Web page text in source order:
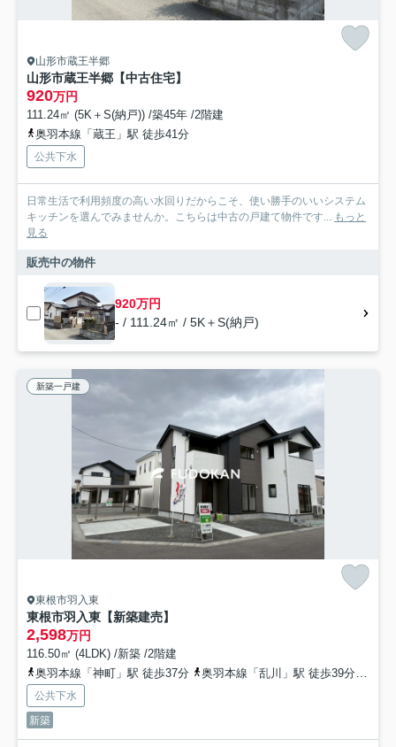
山形市蔵王半郷
山形市蔵王半郷【中古住宅】
920万円
111.24㎡ (5K＋S(納戸)) /築45年 /2階建
奥羽本線「蔵王」駅 徒歩41分
公共下水
日常生活で利用頻度の高い水回りだからこそ、使い勝手のいいシステム
キッチンを選んでみませんか。こちらは中古の戸建て物件です... もっと
見る
販売中の物件
920万円
- / 111.24㎡ / 5K＋S(納戸)
新築一戸建
東根市羽入東
東根市羽入東【新築建売】
2,598万円
116.50㎡ (4LDK) /新築 /2階建
奥羽本線「神町」駅 徒歩37分
奥羽本線「乱川」駅 徒歩39分
公共下水
新築